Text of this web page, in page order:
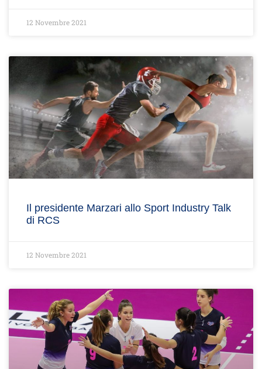
12 Novembre 2021
Il presidente Marzari allo Sport Industry Talk
di RCS
12 Novembre 2021